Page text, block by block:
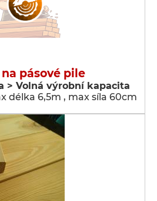
na pásové pile
> Volná výrobní kapacita
délka 6,5m , max síla 60cm